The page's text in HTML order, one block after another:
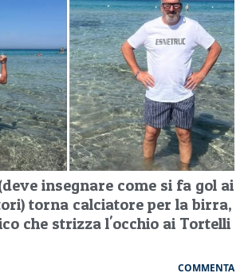
insegnare come si fa gol ai
torna calciatore per la birra,
che strizza l'occhio ai Tortelli
COMMENTA